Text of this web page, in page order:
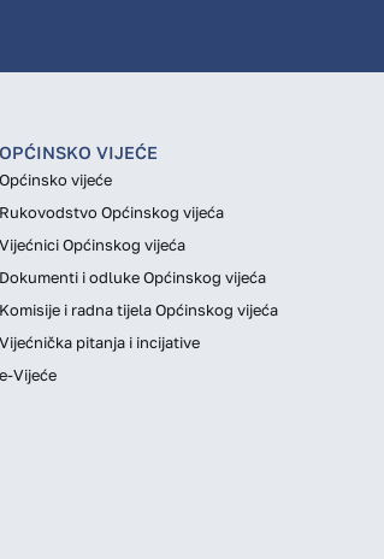
OPĆINSKO VIJEĆE
Općinsko vijeće
Rukovodstvo Općinskog vijeća
Vijećnici Općinskog vijeća
Dokumenti i odluke Općinskog vijeća
Komisije i radna tijela Općinskog vijeća
Vijećnička pitanja i incijative
e-Vijeće